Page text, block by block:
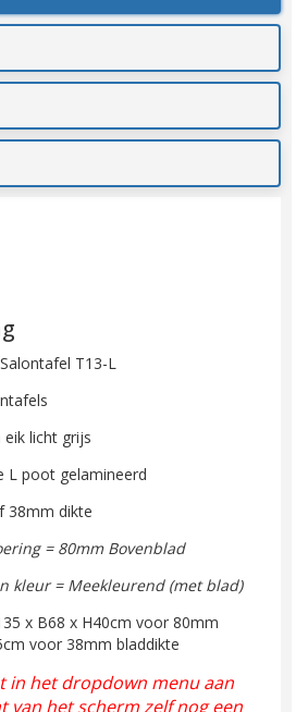
T13-L
eik licht grijs
L poot gelamineerd
38mm dikte
= 80mm Bovenblad
kleur = Meekleurend (met blad)
x B68 x H40cm voor 80mm
voor 38mm bladdikte
in het dropdown menu aan
van het scherm zelf nog een